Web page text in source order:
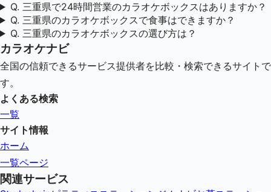
Q. 三重県で24時間営業のカラオケボックスはありますか？
Q. 三重県のカラオケボックスで食事はできますか？
Q. 三重県のカラオケボックスの選び方は？
カラオケナビ
全国の信頼できるサービス提供者を比較・検索できるサイトで
す。
よくある検索
一覧
サイト情報
ホーム
一覧ページ
関連サービス